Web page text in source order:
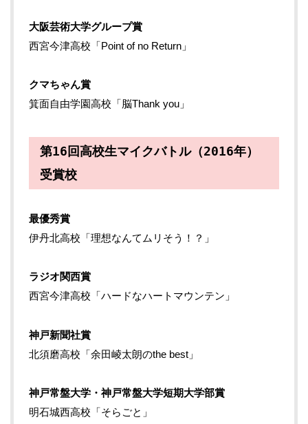
大阪芸術大学グループ賞
西宮今津高校「Point of no Return」
クマちゃん賞
箕面自由学園高校「脳Thank you」
第16回高校生マイクバトル（2016年）
受賞校
最優秀賞
伊丹北高校「理想なんてムリそう！？」
ラジオ関西賞
西宮今津高校「ハードなハートマウンテン」
神戸新聞社賞
北須磨高校「余田崚太朗のthe best」
神戸常盤大学・神戸常盤大学短期大学部賞
明石城西高校「そらごと」